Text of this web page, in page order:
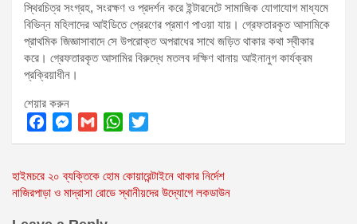
স্থিরচিত্র সংগ্রহ, সংরক্ষণ ও প্রদর্শন করে ইন্টারনেটে সামাজিক যোগাযোগ মাধ্যমে
বিভিন্ন মহিলাদের আইডিতে প্রেরণের প্রমাণ পাওয়া যায়। গ্রেফতারকৃত আসামিকে
প্রাথমিক জিজ্ঞাসাবাদে সে উপরোক্ত অপরাধের সাথে জড়িত থাকার কথা স্বীকার
করে। গ্রেফতারকৃত আসামির বিরুদ্ধে মতলব দক্ষিণ থানায় আইনানুগ কার্যক্রম
প্রক্রিয়াধীন।
শেয়ার করুন
F
c
e
M
s
s
G
a
i
W
a
t
T
i
t
Post
navigation
হাইমচরে ২০ ব্যক্তিকে হোম কোয়ারেন্টাইনে থাকার নির্দেশ
নাজিরপাড়া ও মাদ্রাসা রোডে স্থানীয়দের উদ্যোগে লকডাউন